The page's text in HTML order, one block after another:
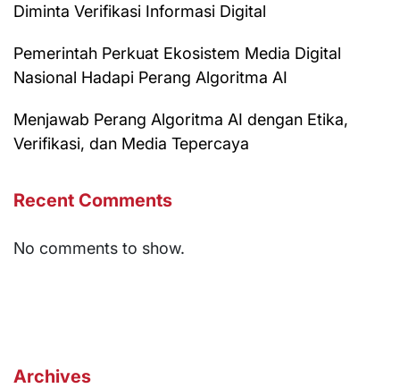
Diminta Verifikasi Informasi Digital
Pemerintah Perkuat Ekosistem Media Digital
Nasional Hadapi Perang Algoritma AI
Menjawab Perang Algoritma AI dengan Etika,
Verifikasi, dan Media Tepercaya
Recent Comments
No comments to show.
Archives